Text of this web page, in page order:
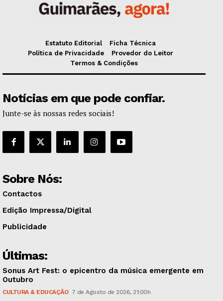
Estatuto Editorial
Ficha Técnica
Política de Privacidade
Provedor do Leitor
Termos & Condições
Notícias em que pode confiar.
Junte-se às nossas redes sociais!
Sobre Nós:
Contactos
Edição Impressa/Digital
Publicidade
Últimas:
Sonus Art Fest: o epicentro da música emergente em
Outubro
CULTURA & EDUCAÇÃO 7 de Agosto de 2026, 21:00h